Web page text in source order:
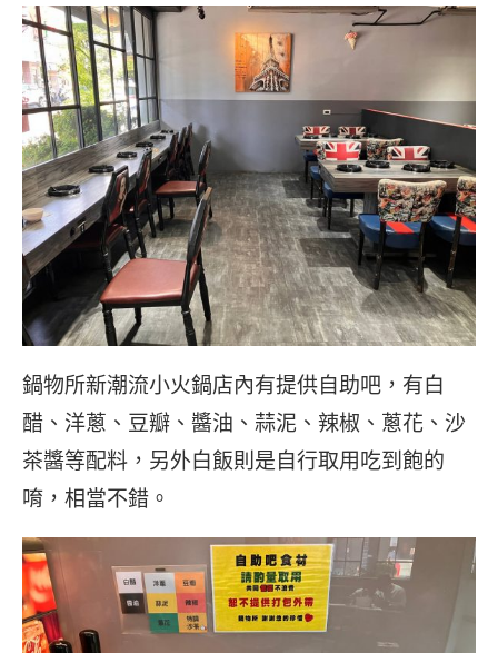
鍋物所新潮流小火鍋店內有提供自助吧，有白
醋、洋蔥、豆瓣、醬油、蒜泥、辣椒、蔥花、沙
茶醬等配料，另外白飯則是自行取用吃到飽的
唷，相當不錯。